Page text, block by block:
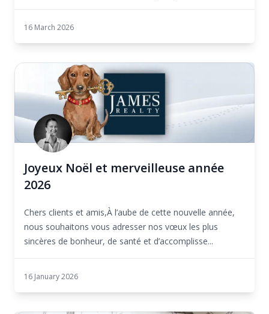
construit...
16 March 2026
Joyeux Noël et merveilleuse année
2026
Chers clients et amis,À l’aube de cette nouvelle année,
nous souhaitons vous adresser nos vœux les plus
sincères de bonheur, de santé et d’accomplisse...
16 January 2026